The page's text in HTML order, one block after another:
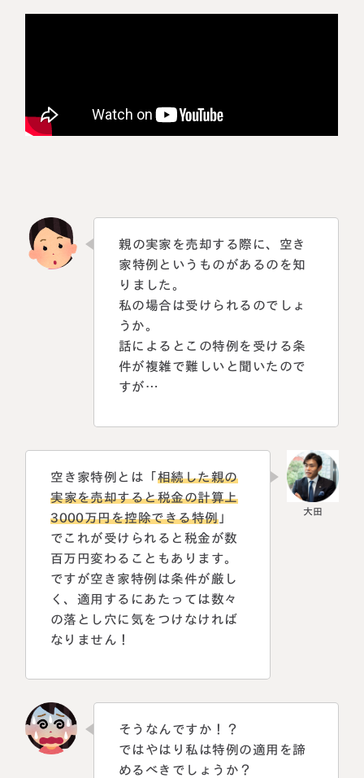
選ばれる理由
税理士紹介
東京都港区南青山一丁目2番6号
ラティス青山スクエア2階
大阪事務所
〒530-0017
大阪府大阪市北区角田町8番47号
Access
相続コラム
円満相続ちゃんねる
円満相続塾（受講生募集中）
親の実家を売却する際に、空き
家特例というものがあるのを知
りました。
私の場合は受けられるのでしょ
うか。
話によるとこの特例を受ける条
件が複雑で難しいと聞いたので
すが…
空き家特例とは「相続した親の
実家を売却すると税金の計算上
3000万円を控除できる特例 」
でこれが受けられると税金が数
百万円変わることもあります。
ですが空き家特例は条件が厳し
く、適用するにあたっては数々
の落とし穴に気をつけなければ
なりません！
そうなんですか！？
ではやはり私は特例の適用を諦
めるべきでしょうか？